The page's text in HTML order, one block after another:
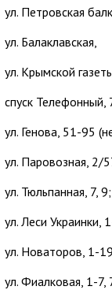
ул. Петровская
ул. Балаклавская,
ул. Крымской
спуск Телефонный,
ул. Генова, 51-95
ул. Паровозная, 2/
ул. Тюльпанная, 7, 9;
ул. Леси Украинки,
ул. Новаторов, 1-
ул. Фиалковая, 1-7,